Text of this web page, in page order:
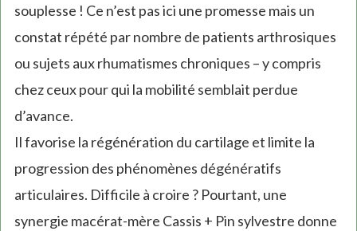
souplesse ! Ce n’est pas ici une promesse mais un
constat répété par nombre de patients arthrosiques
ou sujets aux rhumatismes chroniques – y compris
chez ceux pour qui la mobilité semblait perdue
d’avance.
Il favorise la régénération du cartilage et limite la
progression des phénomènes dégénératifs
articulaires. Difficile à croire ? Pourtant, une
synergie macérat-mère Cassis + Pin sylvestre donne